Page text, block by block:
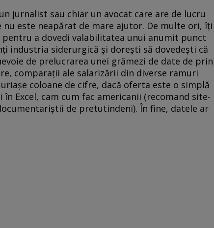
jurnalist sau chiar un avocat care are de lucru
este neapărat de mare ajutor. De multe ori, îţi
a dovedi valabilitatea unui anumit punct
industria siderurgică şi doreşti să dovedeşti că
de prelucrarea unei grămezi de date de prin
comparaţii ale salarizării din diverse ramuri
coloane de cifre, dacă oferta este o simplă
în Excel, cam cum fac americanii (recomand site-
de pretutindeni). În fine, datele ar